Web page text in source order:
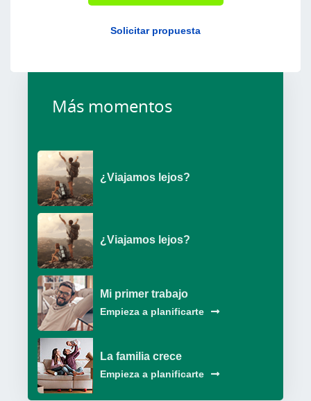
Solicitar propuesta
Más momentos
¿Viajamos lejos?
¿Viajamos lejos?
Mi primer trabajo
Empieza a planificarte
La familia crece
Empieza a planificarte